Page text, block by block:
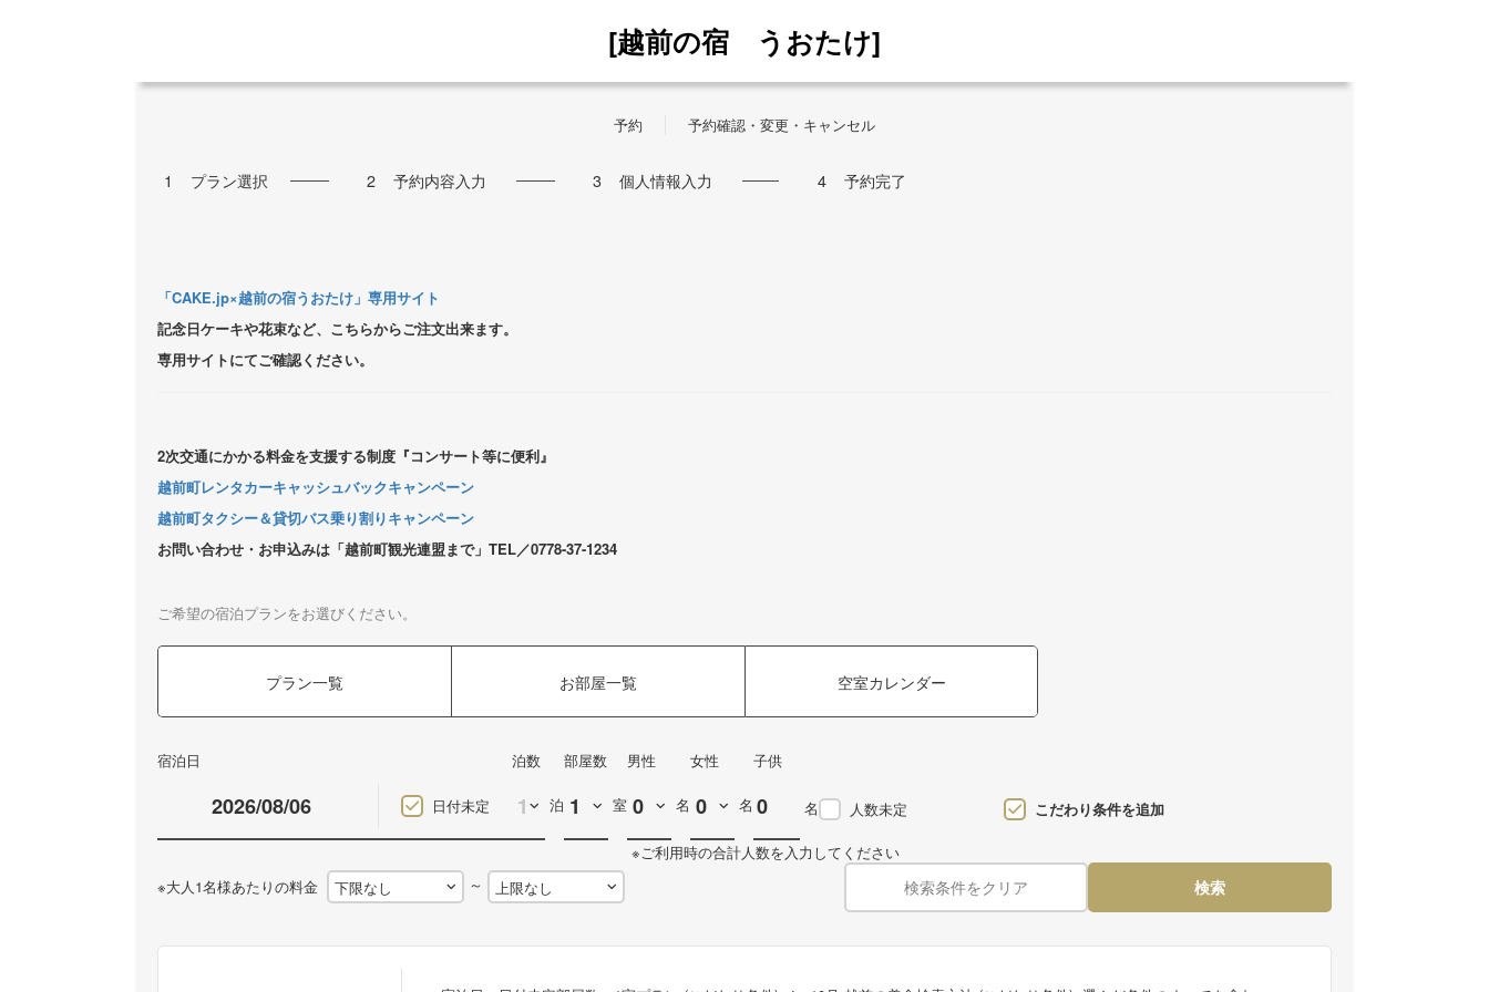
[越前の宿 うおたけ]
予約 予約確認・変更・キャンセル
1 プラン選択 2 予約内容入力 3 個人情報入力 4 予約完了
「CAKE.jp×越前の宿うおたけ」専用サイト
記念日ケーキや花束など、こちらからご注文出来ます。
専用サイトにてご確認ください。
2次交通にかかる料金を支援する制度『コンサート等に便利』
越前町レンタカーキャッシュバックキャンペーン
越前町タクシー＆貸切バス乗り割りキャンペーン
お問い合わせ・お申込みは「越前町観光連盟まで」TEL／0778-37-1234
ご希望の宿泊プランをお選びください。
プラン一覧 お部屋一覧 空室カレンダー
宿泊日
日付未定
泊数
泊
部屋数
室
男性
名
女性
名
子供
名 人数未定
※ご利用時の合計人数を入力してください
こだわり条件を追加
※大人1名様あたりの料金 ～ 検索条件をクリア 検索